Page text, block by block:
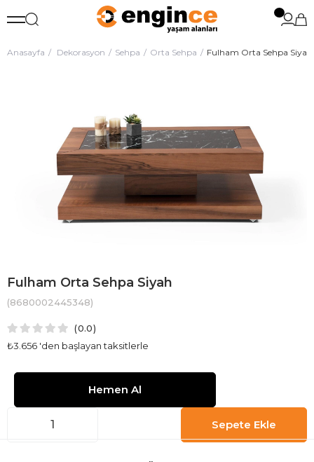
Anasayfa Dekorasyon Sehpa Orta Sehpa Fulham Orta Sehpa Siyah
Fulham Orta Sehpa Siyah
(8680002445348)
0.0
₺3.656 'den başlayan taksitlerle